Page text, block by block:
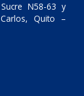
N58-63 y
Quito –